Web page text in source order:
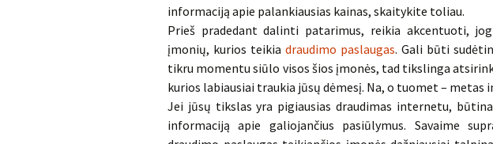
informaciją apie palankiausias kainas, skaitykite toliau.
Prieš pradedant dalinti patarimus, reikia akcentuoti,
įmonių, kurios teikia draudimo paslaugas. Gali būti
tikru momentu siūlo visos šios įmonės, tad tikslinga
kurios labiausiai traukia jūsų dėmesį. Na, o tuomet – metas
Jei jūsų tikslas yra pigiausias draudimas internetu,
informaciją apie galiojančius pasiūlymus. Savaime